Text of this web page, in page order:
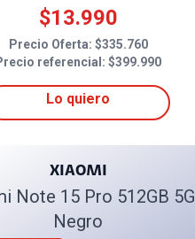
$13.990
Precio Oferta: $335.760
referencial: $399.990
Lo quiero
XIAOMI
Note 15 Pro 512GB 5G
Negro